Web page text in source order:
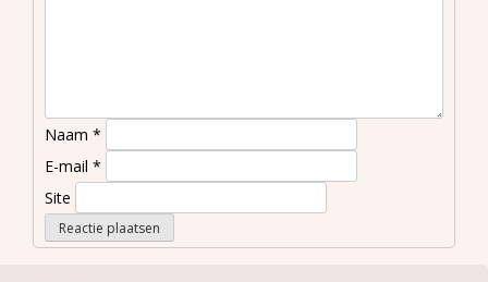
Naam *
E-mail *
Site